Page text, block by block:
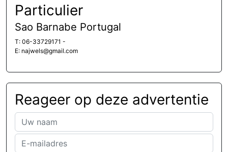
Particulier
Sao Barnabe Portugal
T: 06-33729171 -
E: najwels@gmail.com
Reageer op deze advertentie